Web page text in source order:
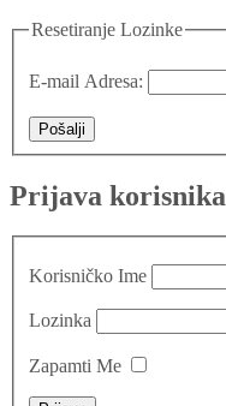
Resetiranje Lozinke
E-mail Adresa:
Pošalji
Prijava korisnika
Korisničko Ime
Lozinka
Zapamti Me